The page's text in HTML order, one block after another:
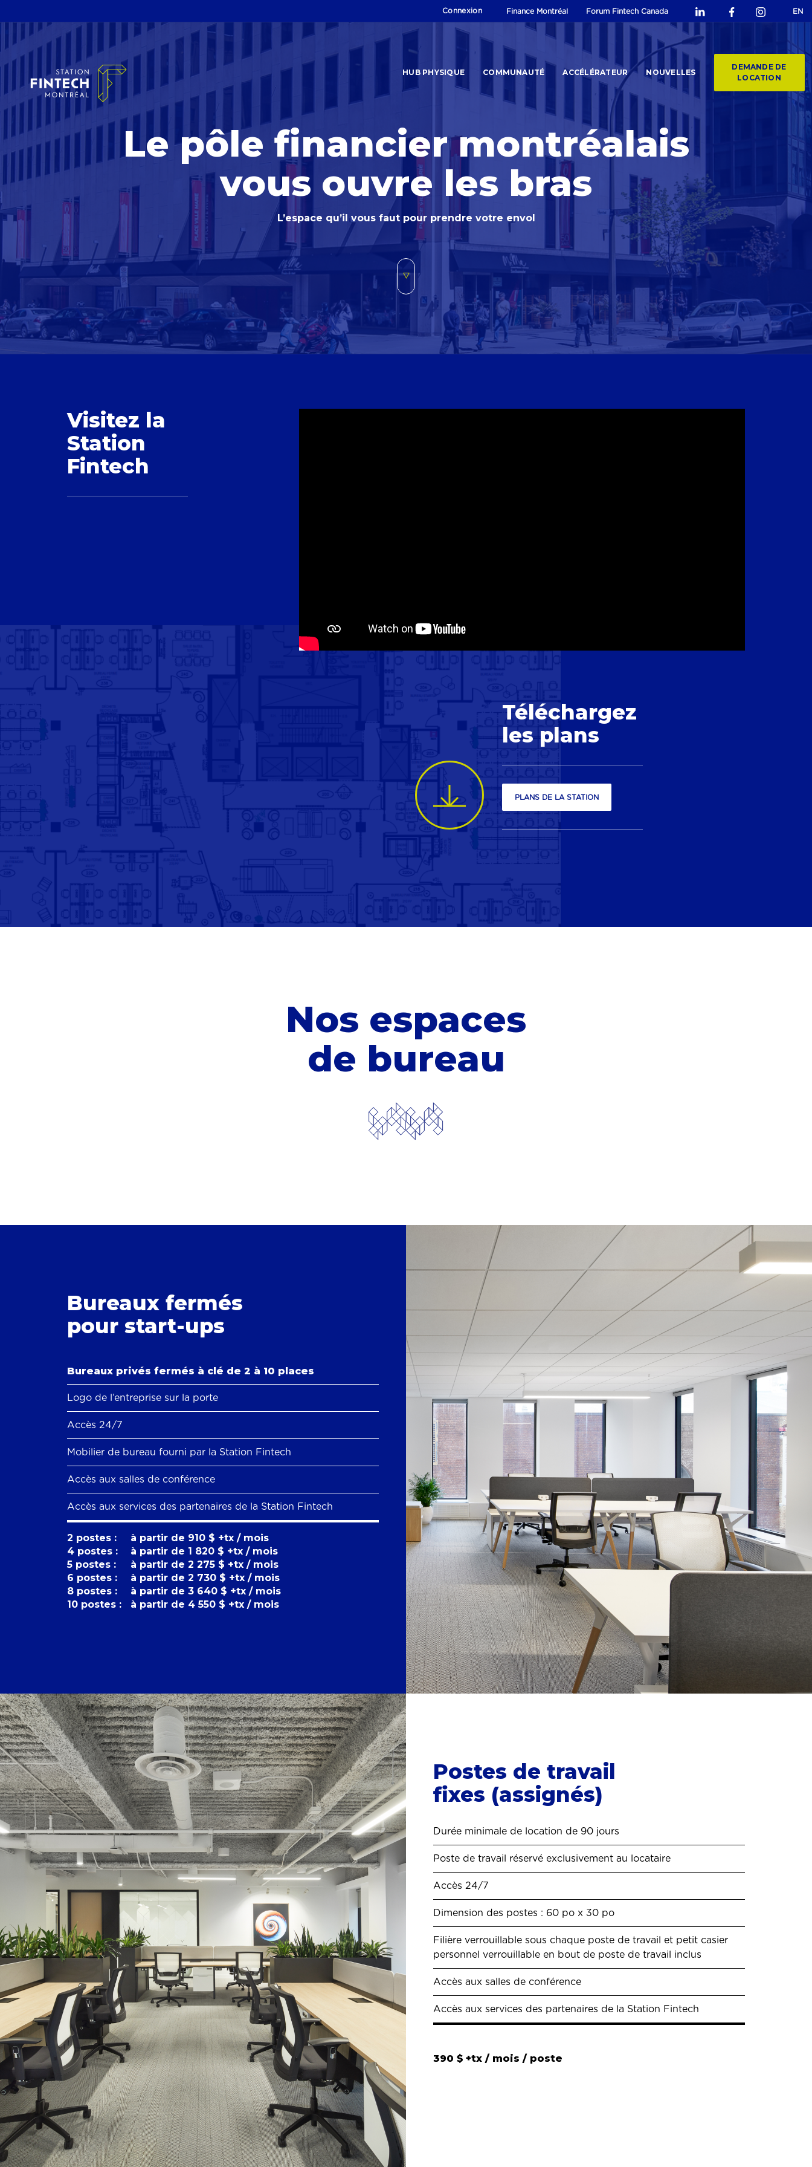
Finance Montréal Forum Fintech Canada
Connexion EN
HUB PHYSIQUE COMMUNAUTÉ ACCÉLÉRATEUR NOUVELLES
DEMANDE DE
LOCATION
Le pôle financier montréalais
vous ouvre les bras
L’espace qu’il vous faut pour prendre votre envol
Visitez la
Station
Fintech
Téléchargez
les plans
PLANS DE LA STATION
Nos espaces
de bureau
Bureaux fermés
pour start-ups
Bureaux privés fermés à clé de 2 à 10 places
Logo de l’entreprise sur la porte
Accès 24/7
Mobilier de bureau fourni par la Station Fintech
Accès aux salles de conférence
Accès aux services des partenaires de la Station Fintech
2 postes :
à partir de 910 $ +tx / mois
4 postes :
à partir de 1 820 $ +tx / mois
5 postes :
à partir de 2 275 $ +tx / mois
6 postes :
à partir de 2 730 $ +tx / mois
8 postes :
à partir de 3 640 $ +tx / mois
10 postes :
à partir de 4 550 $ +tx / mois
Postes de travail
fixes (assignés)
Durée minimale de location de 90 jours
Poste de travail réservé exclusivement au locataire
Accès 24/7
Dimension des postes : 60 po x 30 po
Filière verrouillable sous chaque poste de travail et petit casier
personnel verrouillable en bout de poste de travail inclus
Accès aux salles de conférence
Accès aux services des partenaires de la Station Fintech
390 $ +tx / mois / poste